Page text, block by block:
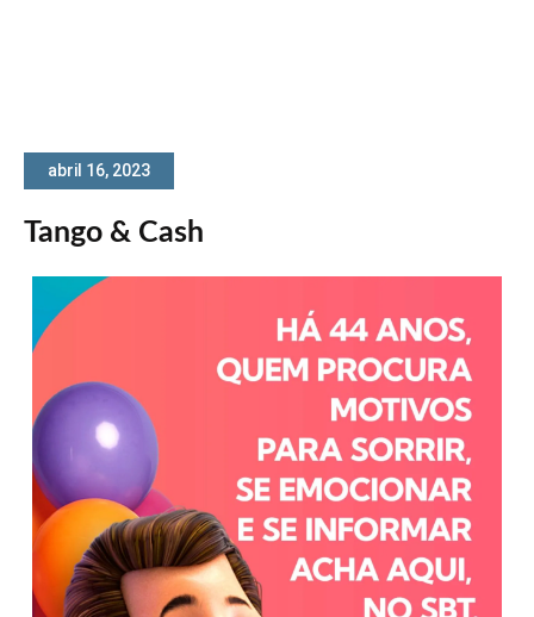
abril 16, 2023
Tango & Cash